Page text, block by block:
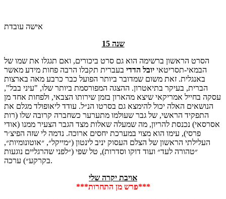
אישה עובדת
15 שנה
הסרט הראשון ברשימה הוא גם סרט ביכורים, ואם תגגלו את שמו של
הבמאי-תסריטאי יובל הדדי בעברית תקבלו הרבה פחות מידע מאשר
באנגלית. זאת משום שמדובר ביותר הפועל כבר כרבע מאה בארצות
הברית, בעיקר בתיאטרון. ההצגה המפורסמת ביותר שלו, "עיני בבל",
עסקה בחייל אמריקאי שיצא מהארון בזמן שירותו הצבאי, ולפחות אחד מן
הנושאים האלה יכול להימצא גם בסרטו הנ״ל. עודד ליאופולד מגלם את
התפקיד הראשי, של גבר שעולמו מתערער כשחברה קרובה שלו (רות
אסרסאי) נכנסת להריון, מה שמעלה שאלות מצד הגבר הצעיר ממנו (אודי
פרסי), עימו הוא מצוי במערכת יחסים ארוכה. נדמה לי שזה הפיצ׳ר
העלילתי הראשון של הצלם העסוק יניב לינטון (״מייקל״, ״אוטונומיות״,
״טהורה לעד״ ועוד דוקו וסדרות), טל שפי (״לפני שהרגליים נוגעות
בקרקע״) ערכה.
אויבת יקרה שלי
***פרש מן התחרות***